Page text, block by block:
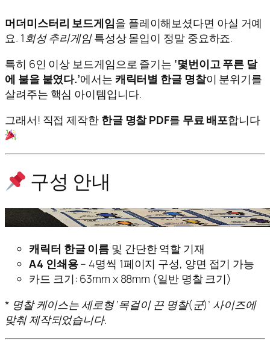
머더미스터리 보드게임을 플레이해보셨다면 아실 거예
요. 1회성 추리게임특성상 몰입이 정말 중요하죠.
특히 6인 이상 보드게임으로 즐기는 ‘몇번이고 푸른 달
에 불을 붙였다.’에서는 캐릭터별 한글 명찰이 분위기를
살려주는 핵심 아이템입니다.
그래서! 직접 제작한 한글 명찰 PDF를 무료 배포합니다
구성 안내
캐릭터 한글 이름 및 간단한 역할 기재
A4 인쇄용– 4명씩 1페이지 구성, 양면 접기 가능
카드 크기: 63mm x 88mm (일반 명찰 크기)
* 명찰 케이스는 세로형 ‘목걸이 끈 명찰(군)’ 사이즈에
맞춰 제작되었습니다.